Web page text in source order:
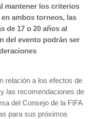
mantener los criterios
ambos torneos, las
de 17 o 20 años al
del evento podrán ser
relación a los efectos de
las recomendaciones de
del Consejo de la FIFA
para sus próximos